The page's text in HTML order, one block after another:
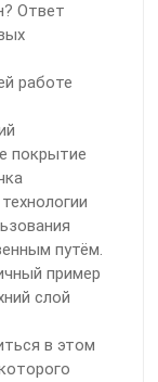
Ответ
работе
покрытие
путём.
пример
слой
в этом